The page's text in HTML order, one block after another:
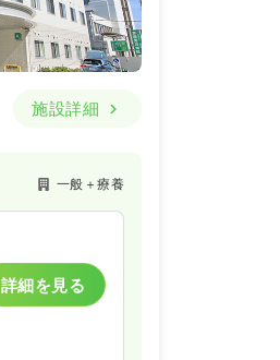
施設詳細
一般＋療養
詳細を見る